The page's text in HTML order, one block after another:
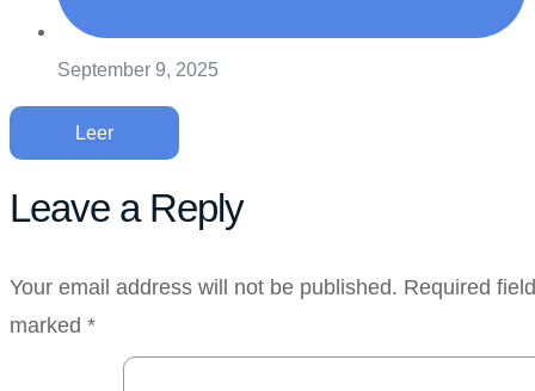
September 9, 2025
Leer
Leave a Reply
Your email address will not be published. Required
marked *